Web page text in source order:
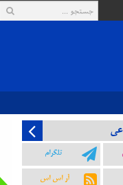
تلگرام
آر اس اس